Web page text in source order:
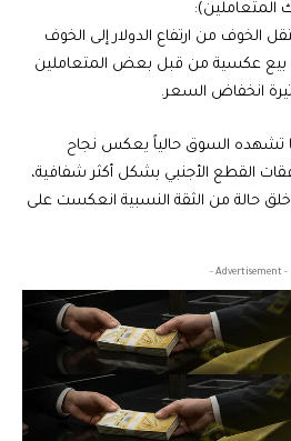
المتعاملين):
الخوف من ارتفاع الدولار إلى الخوف
بيع عكسية من قبل بعض المتعاملين
انخفاض السعر.
تشهده السوق حالياً يعكس نجاح
القطع الأجنبي بشكل أكثر شفافية،
حالة من الثقة النسبية انعكست على
- Advertisement -